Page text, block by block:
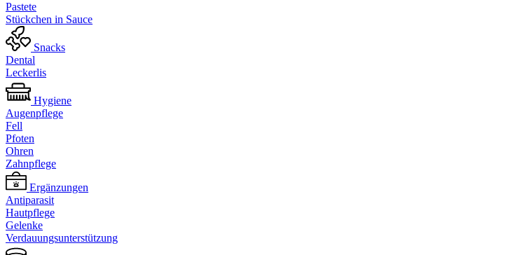
Pastete
Stückchen in Sauce
Snacks
Dental
Leckerlis
Hygiene
Augenpflege
Fell
Pfoten
Ohren
Zahnpflege
Ergänzungen
Antiparasit
Hautpflege
Gelenke
Verdauungsunterstützung